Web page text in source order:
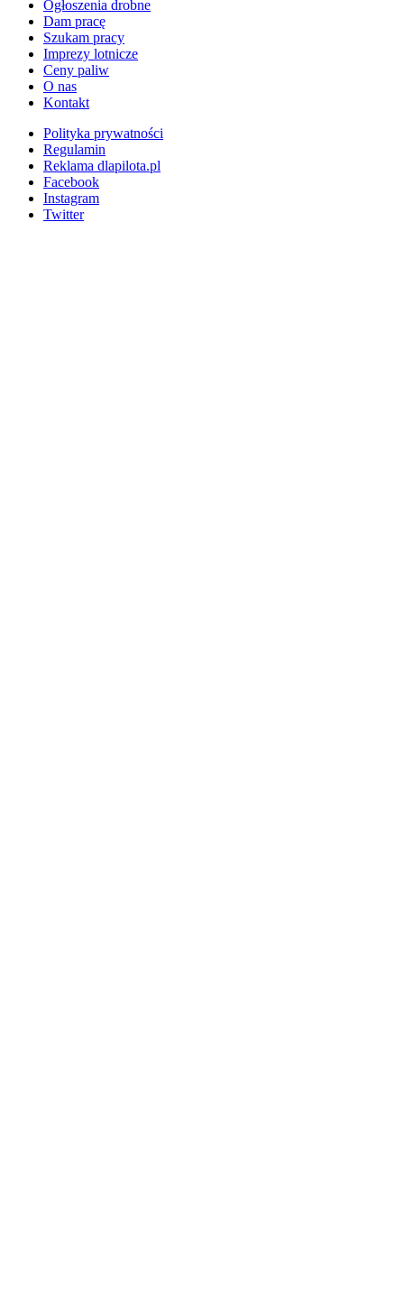
Ogłoszenia drobne
Dam pracę
Szukam pracy
Imprezy lotnicze
Ceny paliw
O nas
Kontakt
Polityka prywatności
Regulamin
Reklama dlapilota.pl
Facebook
Instagram
Twitter